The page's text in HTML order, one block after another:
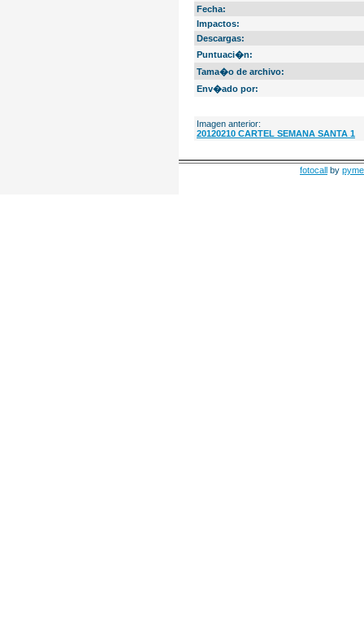
Fecha:
Impactos:
Descargas:
Puntuaci�n:
Tama�o de archivo:
Env�ado por:
Imagen anterior:
20120210 CARTEL SEMANA SANTA 1
fotocall by